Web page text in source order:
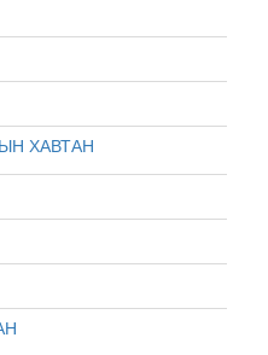
ХАВТАН